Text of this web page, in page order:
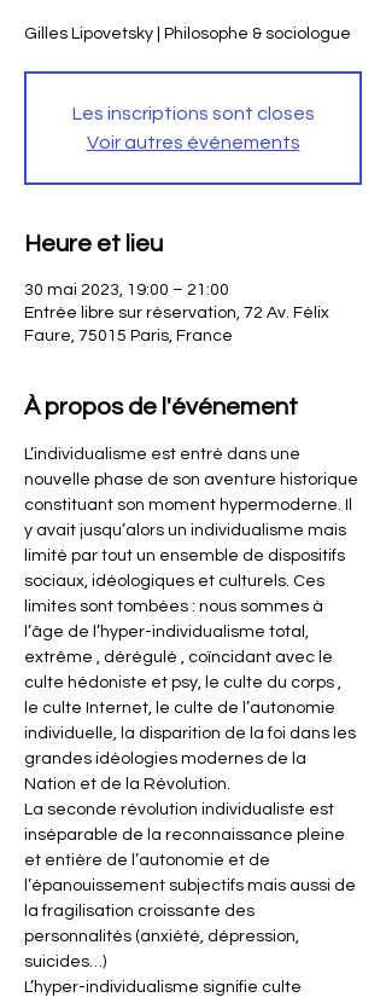
Gilles Lipovetsky | Philosophe & sociologue
Les inscriptions sont closes
Voir autres événements
Heure et lieu
30 mai 2023, 19:00 – 21:00
Entrée libre sur réservation, 72 Av. Félix
Faure, 75015 Paris, France
À propos de l'événement
L’individualisme est entré dans une
nouvelle phase de son aventure historique
constituant son moment hypermoderne. Il
y avait jusqu’alors un individualisme mais
limité par tout un ensemble de dispositifs
sociaux, idéologiques et culturels. Ces
limites sont tombées : nous sommes à
l’âge de l’hyper-individualisme total,
extrême , dérégulé , coïncidant avec le
culte hédoniste et psy, le culte du corps ,
le culte Internet, le culte de l’autonomie
individuelle, la disparition de la foi dans les
grandes idéologies modernes de la
Nation et de la Révolution.
La seconde révolution individualiste est
inséparable de la reconnaissance pleine
et entière de l’autonomie et de
l’épanouissement subjectifs mais aussi de
la fragilisation croissante des
personnalités (anxiété, dépression,
suicides…)
L’hyper-individualisme signifie culte